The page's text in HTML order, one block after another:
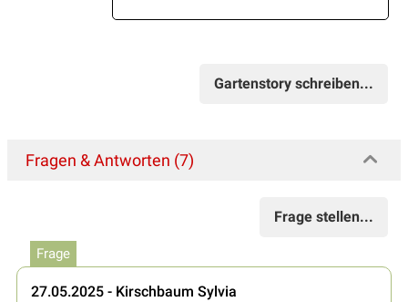
Gartenstory schreiben...
Fragen & Antworten (7)
Frage stellen...
Frage
27.05.2025 - Kirschbaum Sylvia